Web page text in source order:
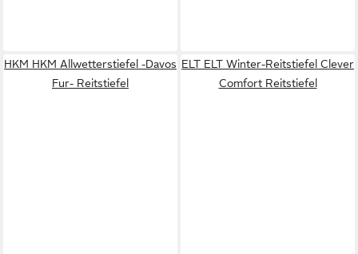
HKM HKM Allwetterstiefel -Davos
Fur- Reitstiefel
ELT ELT Winter-Reitstiefel Clever
Comfort Reitstiefel